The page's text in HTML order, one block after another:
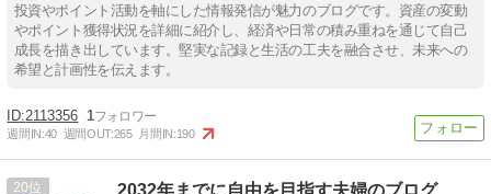
投資やポイント活動を軸にした情報発信が魅力のブログです。資産の変動
やポイント獲得状況を詳細に紹介し、経済や日常の積み重ねを通じて自己
成長を描き出しています。堅実な記録と生活の工夫を融合させ、未来への
希望と計画性を伝えます。
2113356 1
週間IN:40 週間OUT:265 月間IN:190
20